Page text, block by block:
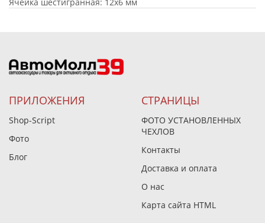
ПРИЛОЖЕНИЯ
Shop-Script
Фото
Блог
СТРАНИЦЫ
ФОТО УСТАНОВЛЕННЫХ
ЧЕХЛОВ
Контакты
Доставка и оплата
О нас
Карта сайта HTML